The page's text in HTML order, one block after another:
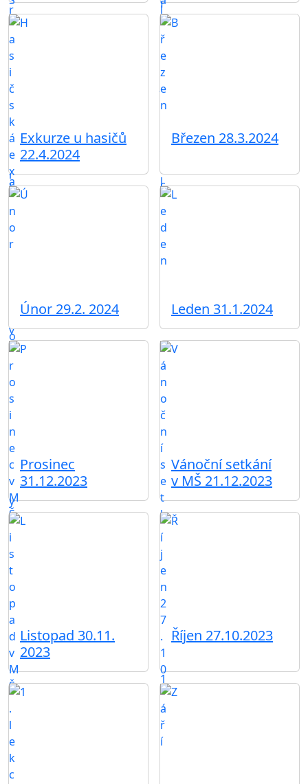
Exkurze u hasičů
22.4.2024
Březen 28.3.2024
Únor 29.2. 2024 Leden 31.1.2024
Prosinec
31.12.2023
Vánoční setkání
v MŠ 21.12.2023
Listopad 30.11.
2023
Říjen 27.10.2023